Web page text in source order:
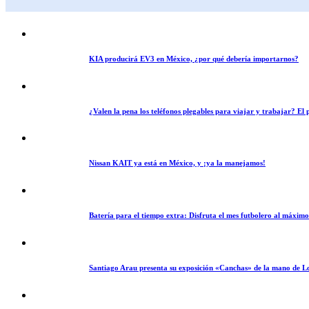
KIA producirá EV3 en México, ¿por qué debería importarnos?
¿Valen la pena los teléfonos plegables para viajar y trabajar? El
Nissan KAIT ya está en México, y ¡ya la manejamos!
Batería para el tiempo extra: Disfruta el mes futbolero al
Santiago Arau presenta su exposición «Canchas» de la mano de